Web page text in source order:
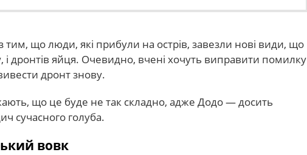
тим, що люди, які прибули на острів, завезли нові види, що
і дронтів яйця. Очевидно, вчені хочуть виправити помилку
дронт знову.
що це буде не так складно, адже Додо — досить
сучасного голуба.
вовк